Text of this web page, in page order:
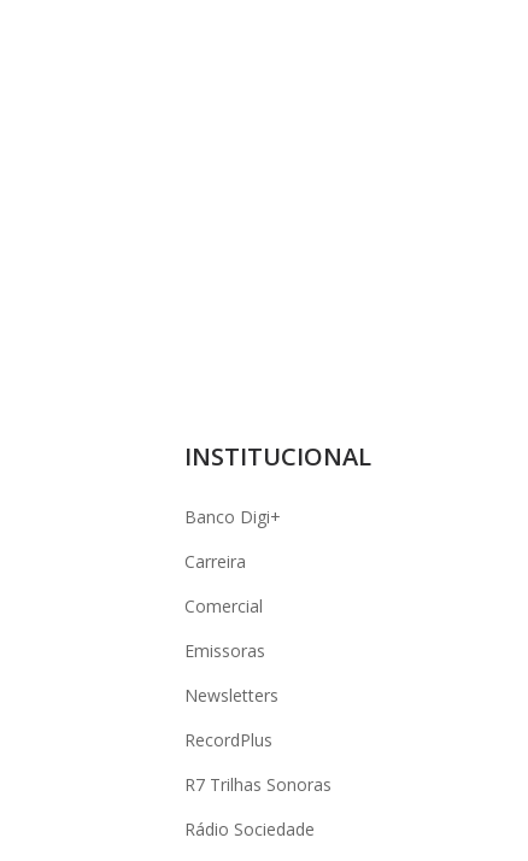
INSTITUCIONAL
Banco Digi+
Carreira
Comercial
Emissoras
Newsletters
RecordPlus
R7 Trilhas Sonoras
Rádio Sociedade